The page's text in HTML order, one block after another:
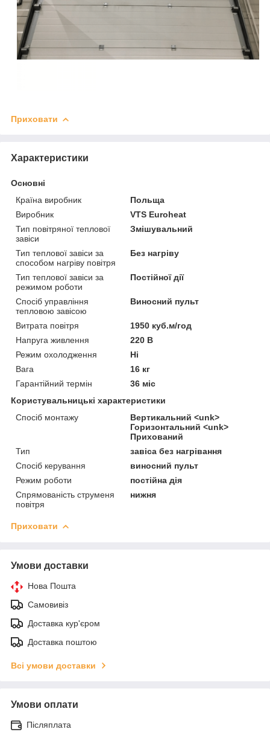
Приховати
Характеристики
Основні
Країна виробник
Польща
Виробник
VTS Euroheat
Тип повітряної теплової
завіси
Змішувальний
Тип теплової завіси за
способом нагріву повітря
Без нагріву
Тип теплової завіси за
режимом роботи
Постійної дії
Спосіб управління
тепловою завісою
Виносний пульт
Витрата повітря
1950 куб.м/год
Напруга живлення
220 В
Режим охолодження
Ні
Вага
16 кг
Гарантійний термін
36 міс
Користувальницькі характеристики
Спосіб монтажу
Вертикальний <unk>
Горизонтальний <unk>
Прихований
Тип
завіса без нагрівання
Спосіб керування
виносний пульт
Режим роботи
постійна дія
Спрямованість струменя
повітря
нижня
Приховати
Умови доставки
Нова Пошта
Самовивіз
Доставка кур'єром
Доставка поштою
Всі умови доставки
Умови оплати
Післяплата